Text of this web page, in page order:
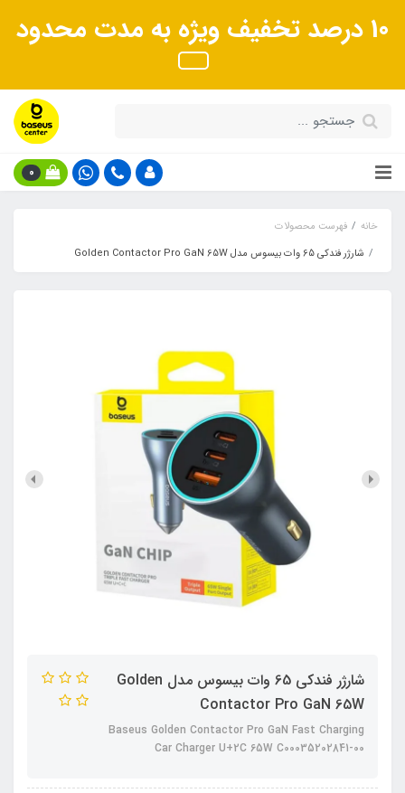
10 درصد تخفیف ویژه به مدت محدود
0
خانه
فهرست محصولات
شارژر فندکی 65 وات بیسوس مدل Golden Contactor Pro GaN 65W
شارژر فندکی 65 وات بیسوس مدل Golden
Contactor Pro GaN 65W
Baseus Golden Contactor Pro GaN Fast Charging
Car Charger U+2C 65W C00035202841-00